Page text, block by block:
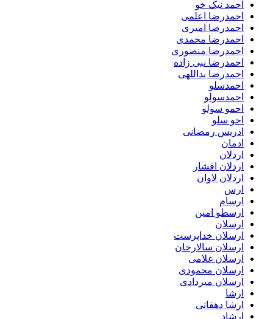
احمد نیک خو
احمدرضا اعلمی
احمدرضا امیری
احمدرضا محمدی
احمدرضا منصوری
احمدرضا نبی زاده
احمدرضا یداللهی
احمدسلو
احمدسولو
احمو سولو
احو سلو
ادریس رمضانی
ادمان
اردلان
اردلان افشار
اردلان لاوان
ارس
ارسام
ارسطو امین
ارسلان
ارسلان خداپرست
ارسلان سالارخان
ارسلان غلامی
ارسلان محمودی
ارسلان میردادی
ارشا
ارشا دهقانی
ارشاد